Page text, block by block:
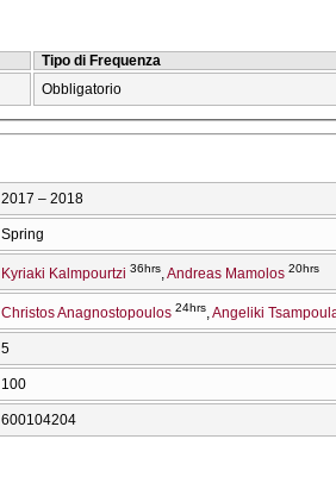
Tipo di Frequenza
Obbligatorio
2017 – 2018
Spring
Kyriaki Kalmpourtzi 36hrs Andreas Mamolos 20hrs
Christos Anagnostopoulos 24hrs Angeliki
5
100
600104204